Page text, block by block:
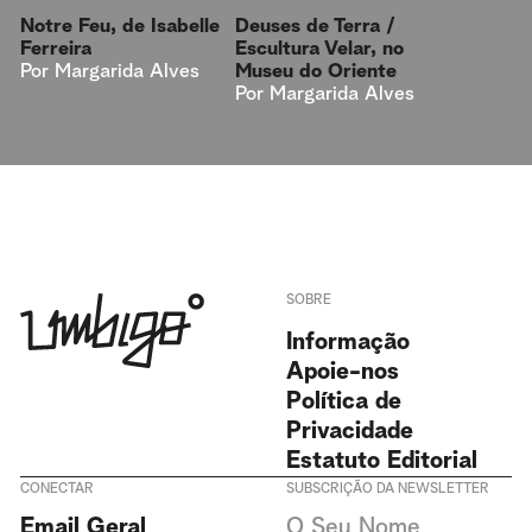
Notre Feu, de Isabelle
Ferreira
Por Margarida Alves
Deuses de Terra /
Escultura Velar, no
Museu do Oriente
Por Margarida Alves
SOBRE
Informação
Apoie-nos
Política de
Privacidade
Estatuto Editorial
CONECTAR
SUBSCRIÇÃO DA NEWSLETTER